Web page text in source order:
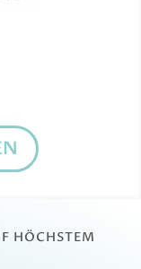
HÖCHSTEM